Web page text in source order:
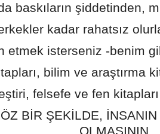
baskıların şiddetinden,
kadar rahatsız
etmek isterseniz -benim
bilim ve araştırma
felsefe ve fen
BİR ŞEKİLDE,
OLMASININ